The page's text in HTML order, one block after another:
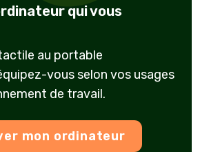
qui vous
au portable
vous selon vos usages
de travail.
mon ordinateur